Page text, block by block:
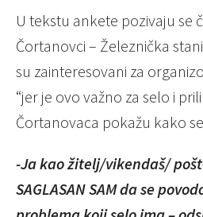
U tekstu ankete pozivaju se
Čortanovci – Železnička
su zainteresovani za
“jer je ovo važno za selo i
Čortanovaca pokažu kako
-Ja kao žitelj/vikendaš/
SAGLASAN SAM da se